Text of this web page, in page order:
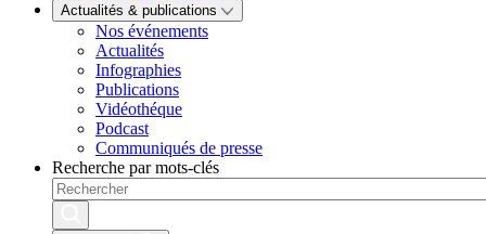
Actualités & publications
Nos événements
Actualités
Infographies
Publications
Vidéothéque
Podcast
Communiqués de presse
Recherche par mots-clés